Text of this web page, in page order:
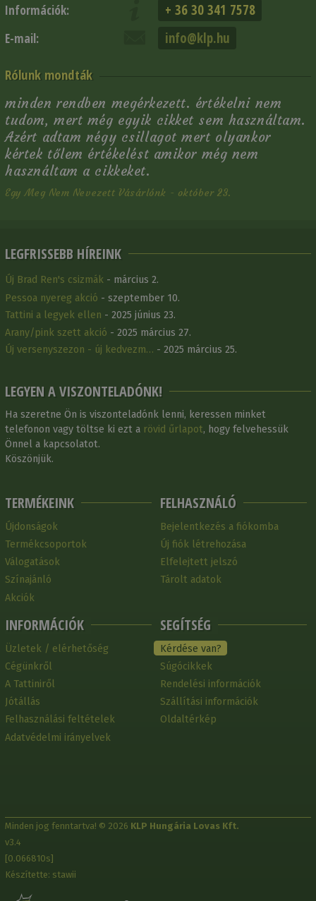
Információk: + 36 30 341 7578
E-mail: info@klp.hu
Rólunk mondták
minden rendben megérkezett. értékelni nem
tudom, mert még egyik cikket sem használtam.
Azért adtam négy csillagot mert olyankor
kértek tőlem értékelést amikor még nem
használtam a cikkeket.
Egy Meg Nem Nevezett Vásárlónk - október 23.
LEGFRISSEBB HÍREINK
Új Brad Ren's csizmák - március 2.
Pessoa nyereg akció - szeptember 10.
Tattini a legyek ellen - 2025 június 23.
Arany/pink szett akció - 2025 március 27.
Új versenyszezon - új kedvezm… - 2025 március 25.
LEGYEN A VISZONTELADÓNK!
Ha szeretne Ön is viszonteladónk lenni, keressen minket
telefonon vagy töltse ki ezt a rövid űrlapot, hogy felvehessük
Önnel a kapcsolatot.
Köszönjük.
TERMÉKEINK
Újdonságok
Termékcsoportok
Válogatások
Színajánló
Akciók
INFORMÁCIÓK
Üzletek / elérhetőség
Cégünkről
A Tattiniről
Jótállás
Felhasználási feltételek
Adatvédelmi irányelvek
FELHASZNÁLÓ
Bejelentkezés a fiókomba
Új fiók létrehozása
Elfelejtett jelszó
Tárolt adatok
SEGÍTSÉG
Kérdése van?
Súgócikkek
Rendelési információk
Szállítási információk
Oldaltérkép
Minden jog fenntartva! © 2026 KLP Hungária Lovas Kft.
v3.4
[0.066810s]
Készítette: stawii